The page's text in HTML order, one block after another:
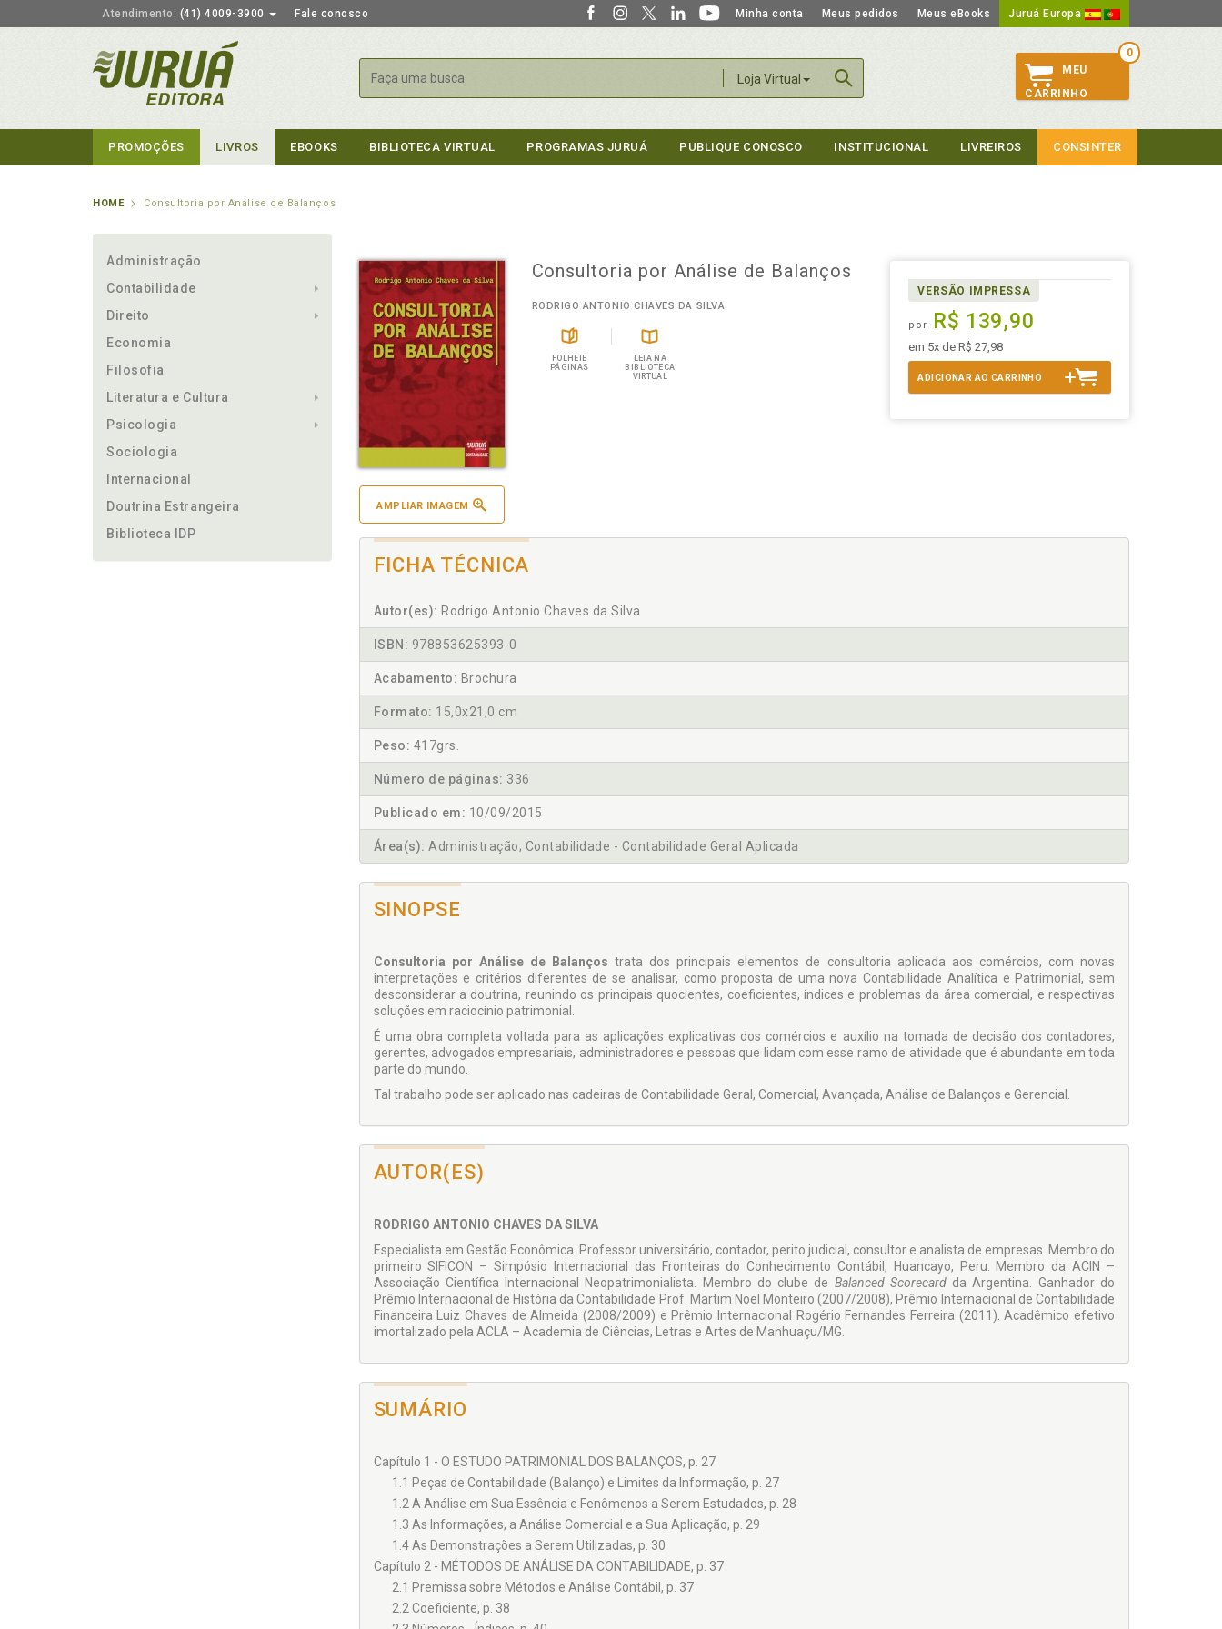
Atendimento: (41) 4009-3900 Fale conosco Minha conta Meus pedidos Meus eBooks Juruá Europa
Loja Virtual
Buscar
0
MEU
CARRINHO
PROMOÇÕES LIVROS EBOOKS BIBLIOTECA VIRTUAL PROGRAMAS JURUÁ PUBLIQUE CONOSCO INSTITUCIONAL LIVREIROS CONSINTER
HOME Consultoria por Análise de Balanços
Administração
Contabilidade
Direito
Economia
Filosofia
Literatura e Cultura
Psicologia
Sociologia
Internacional
Doutrina Estrangeira
Biblioteca IDP
AMPLIAR IMAGEM
Consultoria por Análise de Balanços
RODRIGO ANTONIO CHAVES DA SILVA
FOLHEIE
PÁGINAS
LEIA NA
BIBLIOTECA
VIRTUAL
VERSÃO IMPRESSA
por R$ 139,90
em 5x de R$ 27,98
ADICIONAR AO CARRINHO
FICHA TÉCNICA
Autor(es): Rodrigo Antonio Chaves da Silva
ISBN: 978853625393-0
Acabamento: Brochura
Formato: 15,0x21,0 cm
Peso: 417grs.
Número de páginas: 336
Publicado em: 10/09/2015
Área(s): Administração; Contabilidade - Contabilidade Geral Aplicada
SINOPSE
Consultoria por Análise de Balanços trata dos principais elementos de consultoria aplicada aos comércios, com novas
interpretações e critérios diferentes de se analisar, como proposta de uma nova Contabilidade Analítica e Patrimonial, sem
desconsiderar a doutrina, reunindo os principais quocientes, coeficientes, índices e problemas da área comercial, e respectivas
soluções em raciocínio patrimonial.
É uma obra completa voltada para as aplicações explicativas dos comércios e auxílio na tomada de decisão dos contadores,
gerentes, advogados empresariais, administradores e pessoas que lidam com esse ramo de atividade que é abundante em toda
parte do mundo.
Tal trabalho pode ser aplicado nas cadeiras de Contabilidade Geral, Comercial, Avançada, Análise de Balanços e Gerencial.
AUTOR(ES)
RODRIGO ANTONIO CHAVES DA SILVA
Especialista em Gestão Econômica. Professor universitário, contador, perito judicial, consultor e analista de empresas. Membro do
primeiro SIFICON – Simpósio Internacional das Fronteiras do Conhecimento Contábil, Huancayo, Peru. Membro da ACIN –
Associação Científica Internacional Neopatrimonialista. Membro do clube de Balanced Scorecardda Argentina. Ganhador do
Prêmio Internacional de História da Contabilidade Prof. Martim Noel Monteiro (2007/2008), Prêmio Internacional de Contabilidade
Financeira Luiz Chaves de Almeida (2008/2009) e Prêmio Internacional Rogério Fernandes Ferreira (2011). Acadêmico efetivo
imortalizado pela ACLA – Academia de Ciências, Letras e Artes de Manhuaçu/MG.
SUMÁRIO
Capítulo 1 - O ESTUDO PATRIMONIAL DOS BALANÇOS, p. 27
1.1 Peças de Contabilidade (Balanço) e Limites da Informação, p. 27
1.2 A Análise em Sua Essência e Fenômenos a Serem Estudados, p. 28
1.3 As Informações, a Análise Comercial e a Sua Aplicação, p. 29
1.4 As Demonstrações a Serem Utilizadas, p. 30
Capítulo 2 - MÉTODOS DE ANÁLISE DA CONTABILIDADE, p. 37
2.1 Premissa sobre Métodos e Análise Contábil, p. 37
2.2 Coeficiente, p. 38